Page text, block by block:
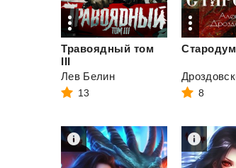
Травоядный том
III
Лев Белин
13
Стародум
8